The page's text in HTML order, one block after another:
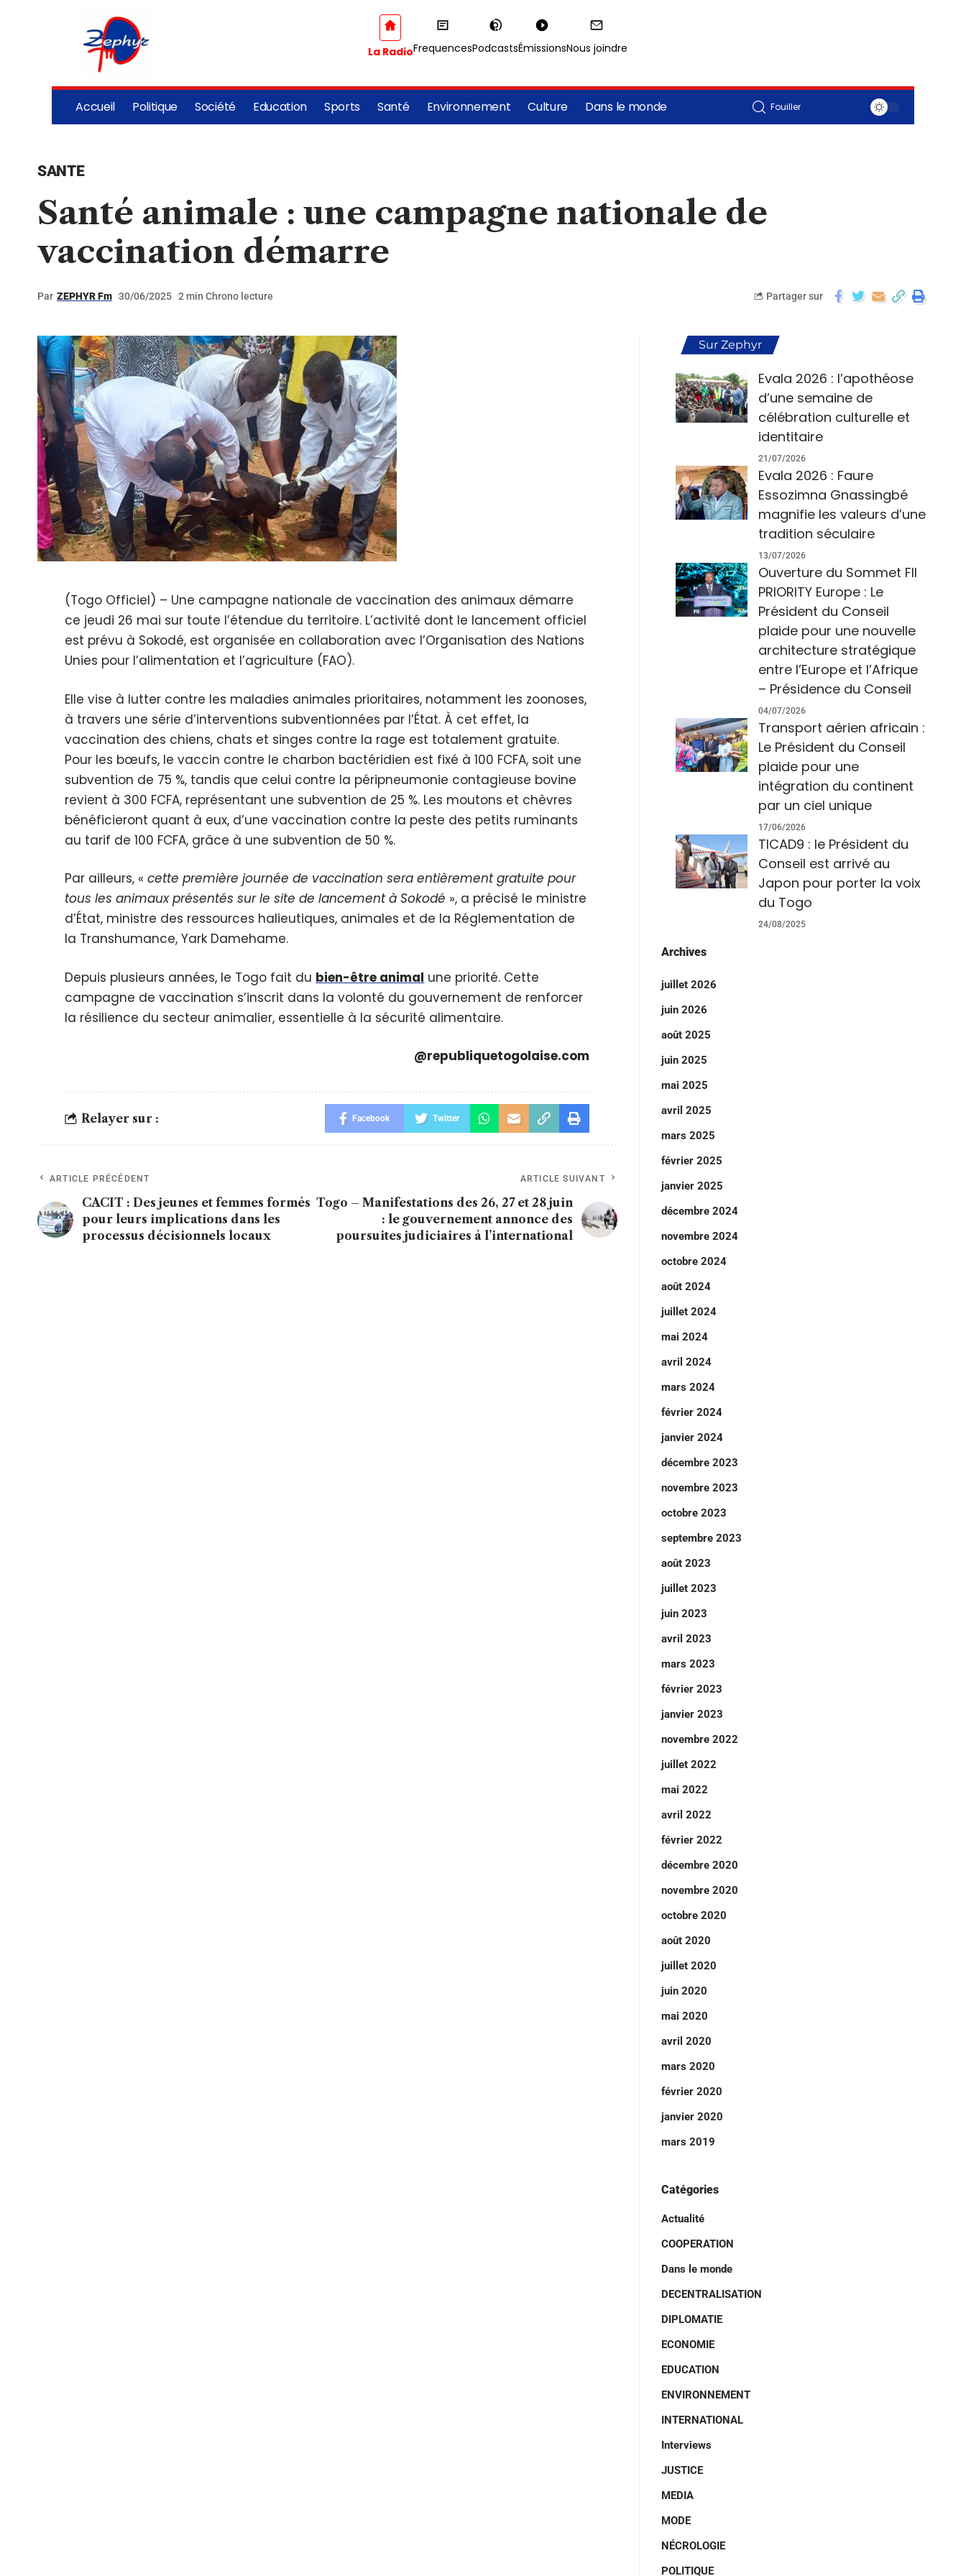
La RadioFrequencesPodcastsÉmissionsNous joindre
Accueil Politique Société Education Sports Santé Environnement Culture Dans le monde Fouiller
SANTE
Santé animale : une campagne nationale de
vaccination démarre
Par ZEPHYR Fm 30/06/2025 2 min Chrono lecture Partager sur
(Togo Officiel) – Une campagne nationale de vaccination des animaux démarre
ce jeudi 26 mai sur toute l’étendue du territoire. L’activité dont le lancement officiel
est prévu à Sokodé, est organisée en collaboration avec l’Organisation des Nations
Unies pour l’alimentation et l’agriculture (FAO).
Elle vise à lutter contre les maladies animales prioritaires, notamment les zoonoses,
à travers une série d’interventions subventionnées par l’État. À cet effet, la
vaccination des chiens, chats et singes contre la rage est totalement gratuite.
Pour les bœufs, le vaccin contre le charbon bactéridien est fixé à 100 FCFA, soit une
subvention de 75 %, tandis que celui contre la péripneumonie contagieuse bovine
revient à 300 FCFA, représentant une subvention de 25 %. Les moutons et chèvres
bénéficieront quant à eux, d’une vaccination contre la peste des petits ruminants
au tarif de 100 FCFA, grâce à une subvention de 50 %.
Par ailleurs, «cette première journée de vaccination sera entièrement gratuite pour
tous les animaux présentés sur le site de lancement à Sokodé », a précisé le ministre
d’État, ministre des ressources halieutiques, animales et de la Réglementation de
la Transhumance, Yark Damehame.
Depuis plusieurs années, le Togo fait du bien-être animal une priorité. Cette
campagne de vaccination s’inscrit dans la volonté du gouvernement de renforcer
la résilience du secteur animalier, essentielle à la sécurité alimentaire.
@republiquetogolaise.com
Relayer sur : Facebook Twitter
ARTICLE PRÉCÉDENT
CACIT : Des jeunes et femmes formés
pour leurs implications dans les
processus décisionnels locaux
ARTICLE SUIVANT
Togo – Manifestations des 26, 27 et 28 juin
: le gouvernement annonce des
poursuites judiciaires à l’international
Sur Zephyr
Evala 2026 : l’apothéose
d’une semaine de
célébration culturelle et
identitaire
21/07/2026
Evala 2026 : Faure
Essozimna Gnassingbé
magnifie les valeurs d’une
tradition séculaire
13/07/2026
Ouverture du Sommet FII
PRIORITY Europe : Le
Président du Conseil
plaide pour une nouvelle
architecture stratégique
entre l’Europe et l’Afrique
– Présidence du Conseil
04/07/2026
Transport aérien africain :
Le Président du Conseil
plaide pour une
intégration du continent
par un ciel unique
17/06/2026
TICAD9 : le Président du
Conseil est arrivé au
Japon pour porter la voix
du Togo
24/08/2025
Archives
juillet 2026
juin 2026
août 2025
juin 2025
mai 2025
avril 2025
mars 2025
février 2025
janvier 2025
décembre 2024
novembre 2024
octobre 2024
août 2024
juillet 2024
mai 2024
avril 2024
mars 2024
février 2024
janvier 2024
décembre 2023
novembre 2023
octobre 2023
septembre 2023
août 2023
juillet 2023
juin 2023
avril 2023
mars 2023
février 2023
janvier 2023
novembre 2022
juillet 2022
mai 2022
avril 2022
février 2022
décembre 2020
novembre 2020
octobre 2020
août 2020
juillet 2020
juin 2020
mai 2020
avril 2020
mars 2020
février 2020
janvier 2020
mars 2019
Catégories
Actualité
COOPERATION
Dans le monde
DECENTRALISATION
DIPLOMATIE
ECONOMIE
EDUCATION
ENVIRONNEMENT
INTERNATIONAL
Interviews
JUSTICE
MEDIA
MODE
NÉCROLOGIE
POLITIQUE